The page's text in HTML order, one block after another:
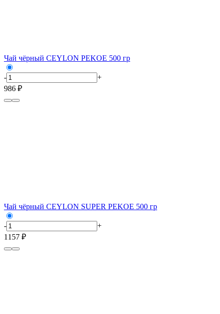
Чай чёрный CEYLON PEKOE 500 гр
-
+
986 ₽
Чай чёрный CEYLON SUPER PEKOE 500 гр
-
+
1157 ₽